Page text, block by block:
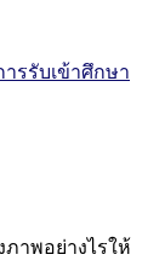
รรับเข้าศึกษา
าพอย่างไรให้